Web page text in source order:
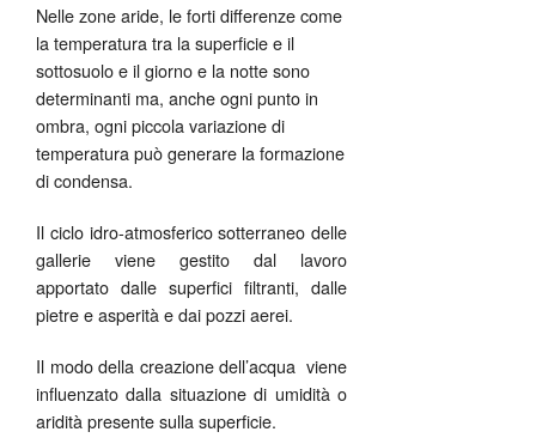
Nelle zone aride, le forti differenze come
la temperatura tra la superficie e il
sottosuolo e il giorno e la notte sono
determinanti ma, anche ogni punto in
ombra, ogni piccola variazione di
temperatura può generare la formazione
di condensa.
Il ciclo idro-atmosferico sotterraneo delle
gallerie viene gestito dal lavoro
apportato dalle superfici filtranti, dalle
pietre e asperità e dai pozzi aerei.
Il modo della creazione dell’acqua viene
influenzato dalla situazione di umidità o
aridità presente sulla superficie.